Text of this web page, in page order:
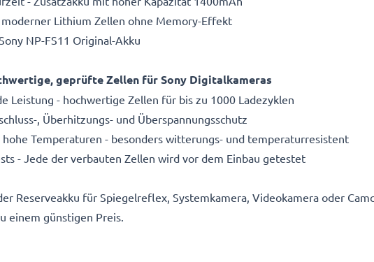
Lithium Zellen ohne Memory-Effekt
NP-FS11 Original-Akku
geprüfte Zellen für Sony Digitalkameras
Leistung - hochwertige Zellen für bis zu 1000 Ladezyklen
, Überhitzungs- und Überspannungsschutz
Temperaturen - besonders witterungs- und temperaturresistent
- Jede der verbauten Zellen wird vor dem Einbau getestet
Reserveakku für Spiegelreflex, Systemkamera, Videokamera oder
einem günstigen Preis.